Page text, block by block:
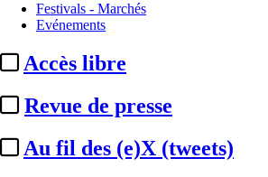
Festivals - Marchés
Evénements
Accès libre
Revue de presse
Au fil des (e)X (tweets)
Netflix :
flux Jeff Gaspin
ParDamien Choppin
Actualité n° 349566